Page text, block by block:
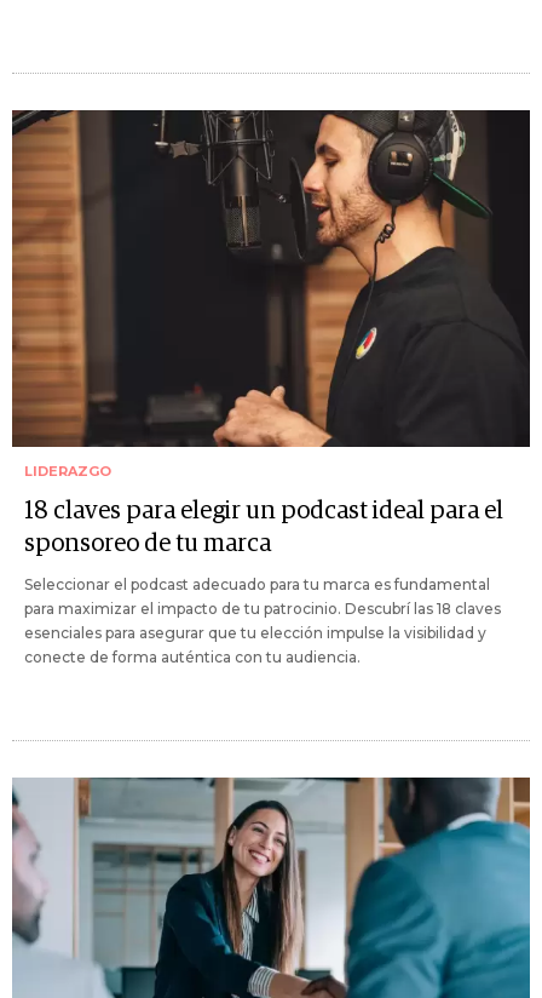
LIDERAZGO
18 claves para elegir un podcast ideal para el
sponsoreo de tu marca
Seleccionar el podcast adecuado para tu marca es fundamental
para maximizar el impacto de tu patrocinio. Descubrí las 18 claves
esenciales para asegurar que tu elección impulse la visibilidad y
conecte de forma auténtica con tu audiencia.